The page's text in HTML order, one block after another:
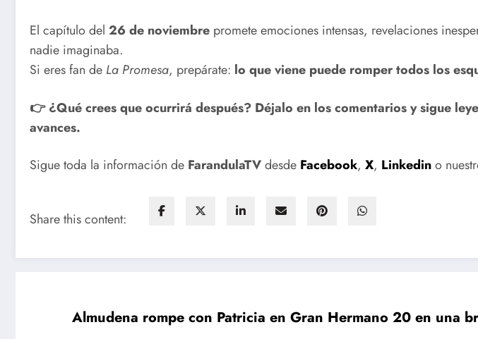
El capítulo del 26 de noviembre promete emociones intensas, revelaciones
nadie imaginaba.
Si eres fan de La Promesa, prepárate: lo que viene puede romper todos los
👉 ¿Qué crees que ocurrirá después? Déjalo en los comentarios y sigue
avances.
Sigue toda la información de FarandulaTVdesde Facebook, X, Linkedino
Share this content:
Almudena rompe con Patricia en Gran Hermano 20 en una